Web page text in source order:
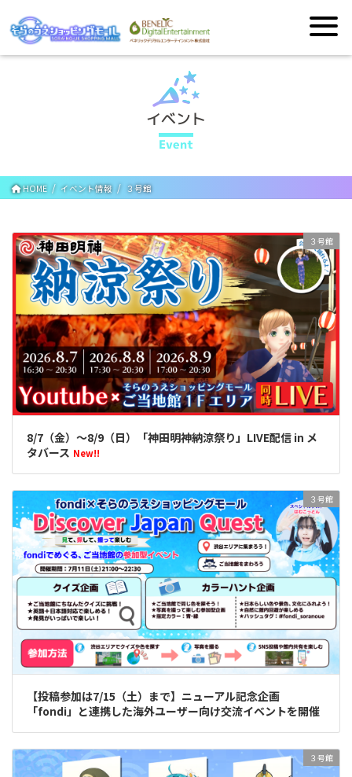
イベント
Event
HOME イベント情報 ３号館
３号館
8/7（金）～8/9（日）「神田明神納涼祭り」LIVE配信 in メ
タバース New!!
３号館
【投稿参加は7/15（土）まで】ニューアル記念企画
「fondi」と連携した海外ユーザー向け交流イベントを開催
３号館